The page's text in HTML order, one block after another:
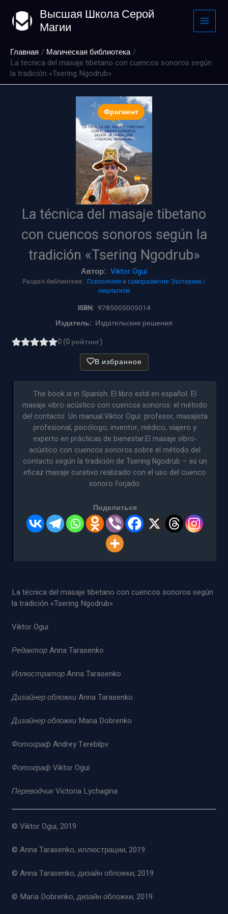
содержимому
Высшая Школа Серой
Магии
Главная
Магическая библиотека
La técnica del masaje tibetano con cuencos sonoros según
la tradición «Tsering Ngodrub»
Фрагмент
La técnica del masaje tibetano
con cuencos sonoros según la
tradición «Tsering Ngodrub»
Автор: Viktor Ogui
Раздел библиотеки: Психология и саморазвитие Эзотерика /
оккультизм
ISBN: 9785005005014
Издатель: Издательские решения
0 (0 рейтинг)
В избранное
The book is in Spanish. El libro está en español. El
masaje vibro-acústico con cuencos sonoros: el método
del contacto. Un manual.Viktor Ogui: profesor, masajista
profesional, psicólogo, inventor, médico, viajero y
experto en prácticas de bienestar.El masaje vibro-
acústico con cuencos sonoros sobre el método del
contacto según la tradición de Tsering Ngodrub – es un
eficaz masaje curativo realizado con el uso del cuenco
sonoro forjado.
Поделиться
La técnica del masaje tibetano con cuencos sonoros según
la tradición «Tsering Ngodrub»
Viktor Ogui
РедакторAnna Tarasenko
ИллюстраторAnna Tarasenko
Дизайнер обложкиAnna Tarasenko
Дизайнер обложки Maria Dobrenko
Фотограф Andrey Terebilpv
Фотограф Viktor Ogui
ПереводчикVictoria Lychagina
© Viktor Ogui, 2019
© Anna Tarasenko, иллюстрации, 2019
© Anna Tarasenko, дизайн обложки, 2019
© Maria Dobrenko, дизайн обложки, 2019